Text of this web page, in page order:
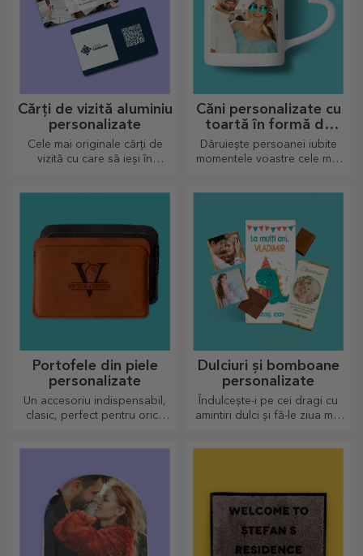
Cărți de vizită aluminiu
personalizate
Cele mai originale cărți de
vizită cu care să ieși în
Căni personalizate cu
toartă în formă de
inimă
Dăruiește persoanei iubite
momentele voastre cele mai
Portofele din piele
personalizate
Un accesoriu indispensabil,
clasic, perfect pentru orice
Dulciuri și bomboane
personalizate
Îndulcește-i pe cei dragi cu
amintiri dulci și fă-le ziua mai